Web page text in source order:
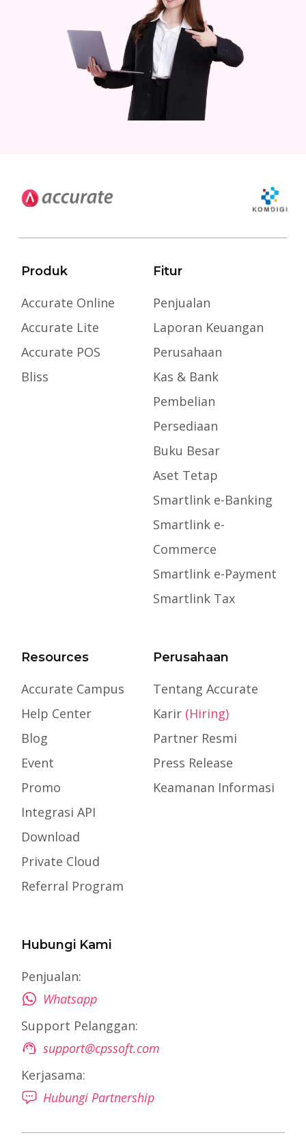
Produk
Accurate Online
Accurate Lite
Accurate POS
Bliss
Fitur
Penjualan
Laporan Keuangan
Perusahaan
Kas & Bank
Pembelian
Persediaan
Buku Besar
Aset Tetap
Smartlink e-Banking
Smartlink e-
Commerce
Smartlink e-Payment
Smartlink Tax
Resources
Accurate Campus
Help Center
Blog
Event
Promo
Integrasi API
Download
Private Cloud
Referral Program
Perusahaan
Tentang Accurate
Karir (Hiring)
Partner Resmi
Press Release
Keamanan Informasi
Hubungi Kami
Penjualan:
Whatsapp
Support Pelanggan:
support@cpssoft.com
Kerjasama:
Hubungi Partnership